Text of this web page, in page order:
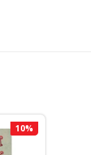
10%